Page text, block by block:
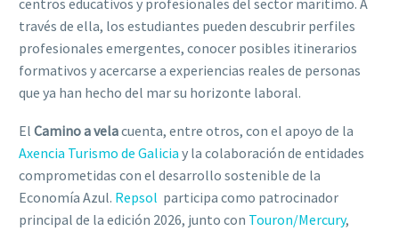
centros educativos y profesionales del sector marítimo. A
través de ella, los estudiantes pueden descubrir perfiles
profesionales emergentes, conocer posibles itinerarios
formativos y acercarse a experiencias reales de personas
que ya han hecho del mar su horizonte laboral.
El Camino a velacuenta, entre otros, con el apoyo de la
Axencia Turismo de Galicia y la colaboración de entidades
comprometidas con el desarrollo sostenible de la
Economía Azul. Repsol participa como patrocinador
principal de la edición 2026, junto con Touron/Mercury,